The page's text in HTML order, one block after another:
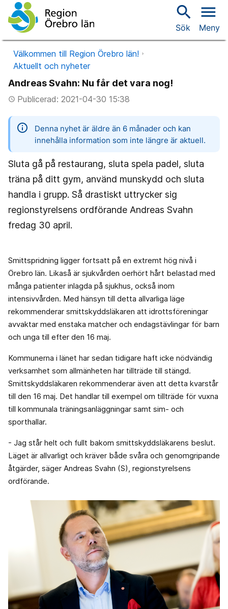
search
Sök
menu
Meny
Välkommen till Region Örebro län!
Aktuellt och nyheter
Andreas Svahn: Nu får det vara nog!
access_timePublicerad: 2021-04-30 15:38
information
Denna nyhet är äldre än 6 månader och kan
innehålla information som inte längre är aktuell.
Sluta gå på restaurang, sluta spela padel, sluta
träna på ditt gym, använd munskydd och sluta
handla i grupp. Så drastiskt uttrycker sig
regionstyrelsens ordförande Andreas Svahn
fredag 30 april.
Smittspridning ligger fortsatt på en extremt hög nivå i
Örebro län. Likaså är sjukvården oerhört hårt belastad med
många patienter inlagda på sjukhus, också inom
intensivvården. Med hänsyn till detta allvarliga läge
rekommenderar smittskyddsläkaren att idrottsföreningar
avvaktar med enstaka matcher och endagstävlingar för barn
och unga till efter den 16 maj.
Kommunerna i länet har sedan tidigare haft icke nödvändig
verksamhet som allmänheten har tillträde till stängd.
Smittskyddsläkaren rekommenderar även att detta kvarstår
till den 16 maj. Det handlar till exempel om tillträde för vuxna
till kommunala träningsanläggningar samt sim- och
sporthallar.
- Jag står helt och fullt bakom smittskyddsläkarens beslut.
Läget är allvarligt och kräver både svåra och genomgripande
åtgärder, säger Andreas Svahn (S), regionstyrelsens
ordförande.